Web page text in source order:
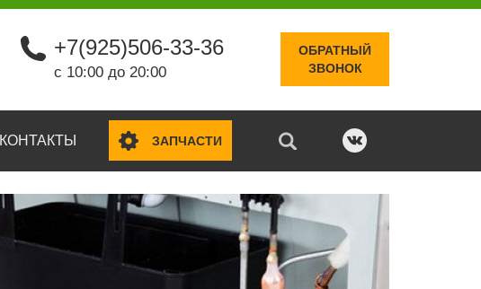
+7(925)506-33-36
с 10:00 до 20:00
ОБРАТНЫЙ
ЗВОНОК
КОНТАКТЫ ЗАПЧАСТИ